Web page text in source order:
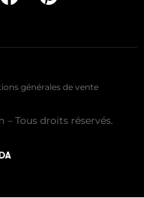
générales de vente
– Tous droits réservés.